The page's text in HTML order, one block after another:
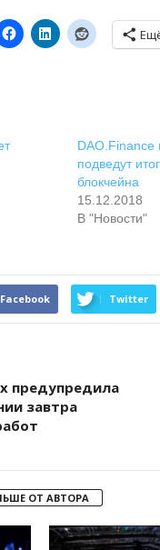
DAO.Finance
подведут
блокчейна
15.12.2018
В "Новости"
Facebook Twitter
предупредила
завтра
ОТ АВТОРА